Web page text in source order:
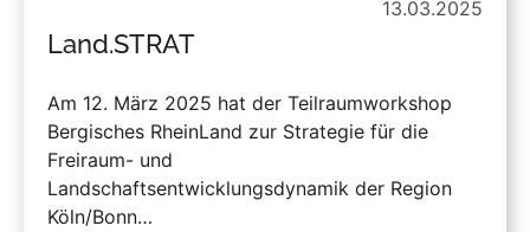
13.03.2025
Land.STRAT
Am 12. März 2025 hat der Teilraumworkshop
Bergisches RheinLand zur Strategie für die
Freiraum- und
Landschaftsentwicklungsdynamik der Region
Köln/Bonn…